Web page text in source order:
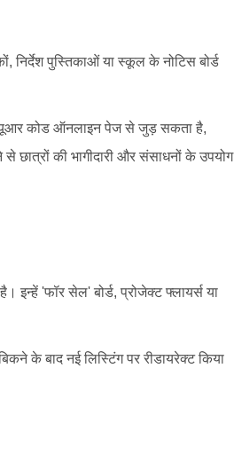
निर्देश पुस्तिकाओं या स्कूल के नोटिस बोर्ड
कोड ऑनलाइन पेज से जुड़ सकता है,
छात्रों की भागीदारी और संसाधनों के उपयोग
इन्हें 'फॉर सेल' बोर्ड, प्रोजेक्ट फ्लायर्स या
के बाद नई लिस्टिंग पर रीडायरेक्ट किया